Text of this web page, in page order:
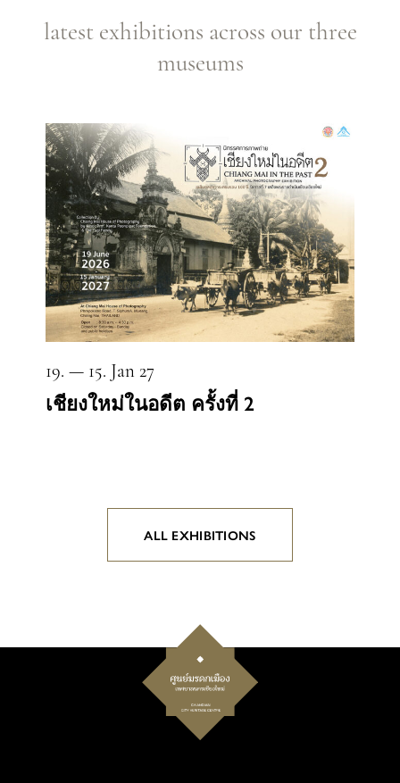
latest exhibitions across our three
museums
19. — 15. Jan 27
เชียงใหม่ในอดีต ครั้งที่ 2
ALL EXHIBITIONS